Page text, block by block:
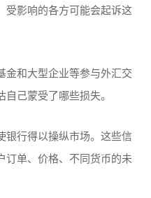
受影响的各方可能会起诉这
金和大型企业等参与外汇交
己蒙受了哪些损失。
银行得以操纵市场。这些信
订单、价格、不同货币的未